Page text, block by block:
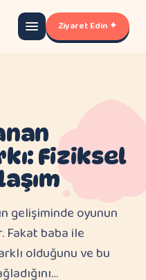
Ziyaret Edin ✦
Fiziksel
gelişiminde oyunun
Fakat baba ile
olduğunu ve bu